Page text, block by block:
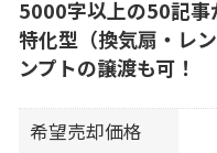
5000字以上の50記事
特化型（換気扇・レ
ンプトの譲渡も可！
希望売却価格